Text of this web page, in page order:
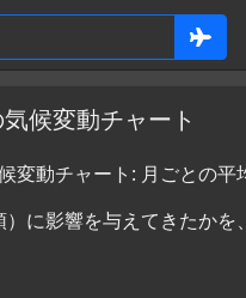
候変動チャート
変動チャート: 月ごとの平
に影響を与えてきたかを